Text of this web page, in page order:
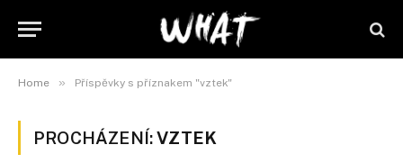
Home » Příspěvky s příznakem "vztek"
PROCHÁZENÍ:VZTEK